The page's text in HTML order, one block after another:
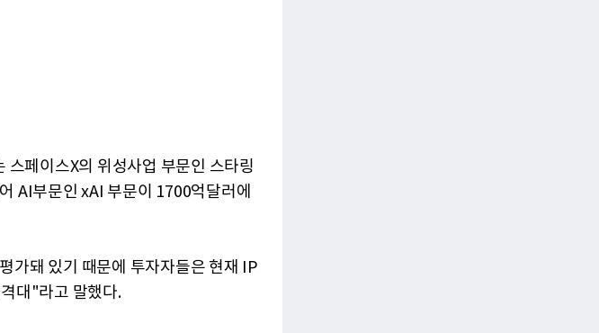
페이스X의 위성사업 부문인 스타링
AI부문인 xAI 부문이 1700억달러에
가돼 있기 때문에 투자자들은 현재 IP
대"라고 말했다.